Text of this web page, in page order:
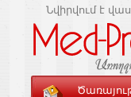
Նվիրվում է